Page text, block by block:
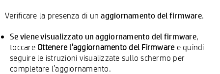
Verificare la presenza di unaggiornamento del firmware.
Se viene visualizzato un aggiornamento del firmware,
toccare Ottenere l’aggiornamento del Firmware e quindi
seguire le istruzioni visualizzate sullo schermo per
completare l’aggiornamento.